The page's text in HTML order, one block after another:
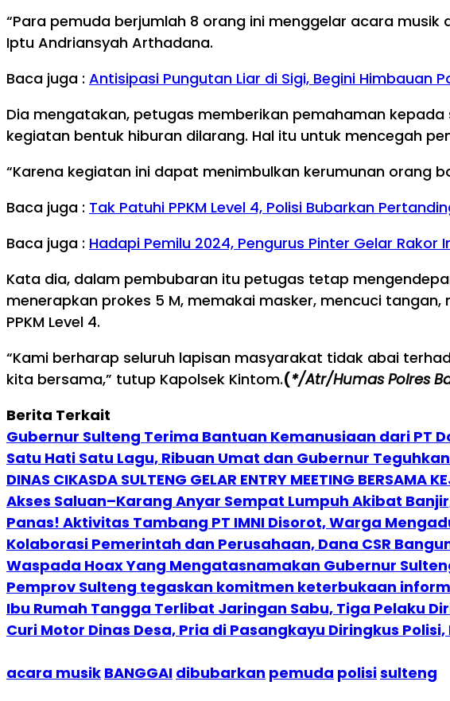
“Para pemuda berjumlah 8 orang ini menggelar acara
Iptu Andriansyah Arthadana.
Baca juga : Antisipasi Pungutan Liar di Sigi, Begini Himbauan
Dia mengatakan, petugas memberikan pemahaman
kegiatan bentuk hiburan dilarang. Hal itu untuk mencegah
“Karena kegiatan ini dapat menimbulkan kerumunan orang
Baca juga : Tak Patuhi PPKM Level 4, Polisi Bubarkan
Baca juga : Hadapi Pemilu 2024, Pengurus Pinter Gelar Rakor
Kata dia, dalam pembubaran itu petugas tetap
menerapkan prokes 5 M, memakai masker, mencuci
PPKM Level 4.
“Kami berharap seluruh lapisan masyarakat tidak abai
kita bersama,” tutup Kapolsek Kintom.(*/Atr/Humas Polres
Berita Terkait
Gubernur Sulteng Terima Bantuan Kemanusiaan dari PT
Satu Hati Satu Lagu, Ribuan Umat dan Gubernur
DINAS CIKASDA SULTENG GELAR ENTRY MEETING BERSAMA
Akses Saluan–Karang Anyar Sempat Lumpuh Akibat
Panas! Aktivitas Tambang PT IMNI Disorot, Warga
Kolaborasi Pemerintah dan Perusahaan, Dana CSR
Waspada Hoax Yang Mengatasnamakan Gubernur
Pemprov Sulteng tegaskan komitmen keterbukaan
Ibu Rumah Tangga Terlibat Jaringan Sabu, Tiga Pelaku
Curi Motor Dinas Desa, Pria di Pasangkayu Diringkus
acara musik BANGGAI dibubarkan pemuda polisisulteng